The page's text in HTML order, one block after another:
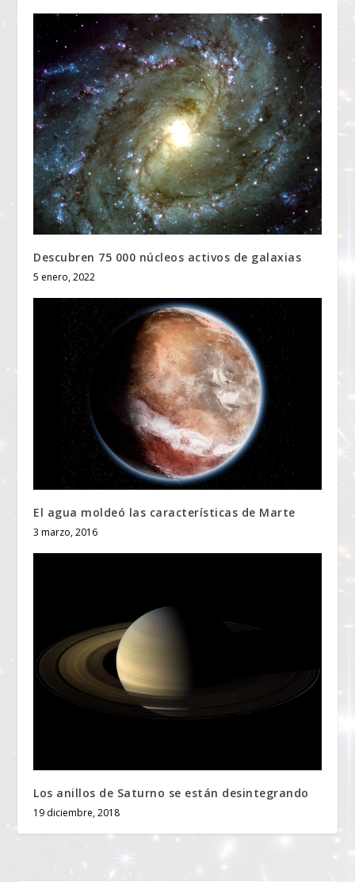
Descubren 75 000 núcleos activos de galaxias
5 enero, 2022
El agua moldeó las características de Marte
3 marzo, 2016
Los anillos de Saturno se están desintegrando
19 diciembre, 2018